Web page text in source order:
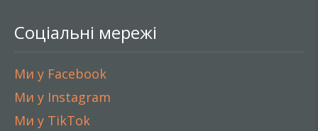
Соціальні мережі
Ми у Facebook
Ми у Instagram
Ми у TikTok